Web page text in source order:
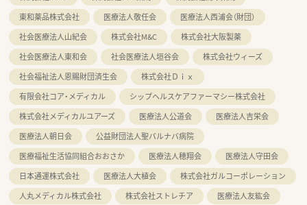
東和薬品株式会社
医療法人敬任会
医療法人西浦会（財団）
社会医療法人山紀会
株式会社M&C
株式会社大阪製薬
社会医療法人東和会
社会医療法人垣谷会
株式会社ウィーズ
社会福祉法人恩賜財団済生会
株式会社Ｄｉｘ
有限会社コア・メディカル
シップヘルスケアファーマシー株式会社
株式会社メディカルユアーズ
医療法人公道会
医療法人吉栄会
医療法人朝日会
公益財団法人聖バルナバ病院
医療福祉生活協同組合おおさか
医療法人穂翔会
医療法人守田会
日本通運株式会社
医療法人大植会
株式会社ガルコーポレーション
人丸メディカル株式会社
株式会社ストレチア
医療法人友紘会